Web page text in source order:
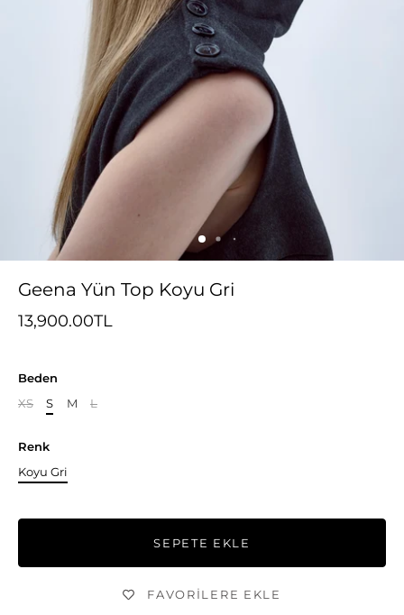
Geena Yün Top Koyu Gri
13,900.00TL
Beden
XS
S M L
Renk
Koyu Gri
SEPETE EKLE
FAVORILERE EKLE